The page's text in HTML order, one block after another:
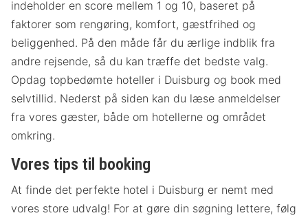
indeholder en score mellem 1 og 10, baseret på
faktorer som rengøring, komfort, gæstfrihed og
beliggenhed. På den måde får du ærlige indblik fra
andre rejsende, så du kan træffe det bedste valg.
Opdag topbedømte hoteller i Duisburg og book med
selvtillid. Nederst på siden kan du læse anmeldelser
fra vores gæster, både om hotellerne og området
omkring.
Vores tips til booking
At finde det perfekte hotel i Duisburg er nemt med
vores store udvalg! For at gøre din søgning lettere, følg